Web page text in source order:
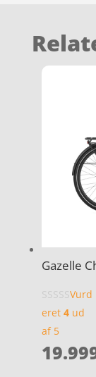
Gazelle
Vurd
eret 4ud
af 5